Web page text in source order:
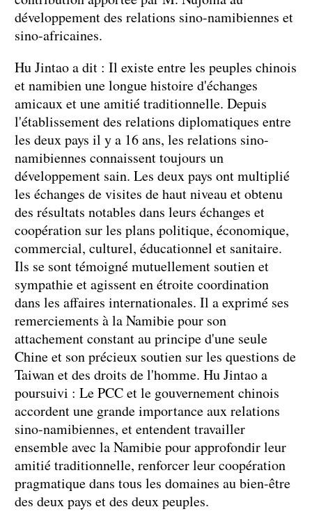
développement des relations sino-namibiennes et
sino-africaines.
Hu Jintao a dit : Il existe entre les peuples chinois
et namibien une longue histoire d'échanges
amicaux et une amitié traditionnelle. Depuis
l'établissement des relations diplomatiques entre
les deux pays il y a 16 ans, les relations sino-
namibiennes connaissent toujours un
développement sain. Les deux pays ont multiplié
les échanges de visites de haut niveau et obtenu
des résultats notables dans leurs échanges et
coopération sur les plans politique, économique,
commercial, culturel, éducationnel et sanitaire.
Ils se sont témoigné mutuellement soutien et
sympathie et agissent en étroite coordination
dans les affaires internationales. Il a exprimé ses
remerciements à la Namibie pour son
attachement constant au principe d'une seule
Chine et son précieux soutien sur les questions de
Taiwan et des droits de l'homme. Hu Jintao a
poursuivi : Le PCC et le gouvernement chinois
accordent une grande importance aux relations
sino-namibiennes, et entendent travailler
ensemble avec la Namibie pour approfondir leur
amitié traditionnelle, renforcer leur coopération
pragmatique dans tous les domaines au bien-être
des deux pays et des deux peuples.